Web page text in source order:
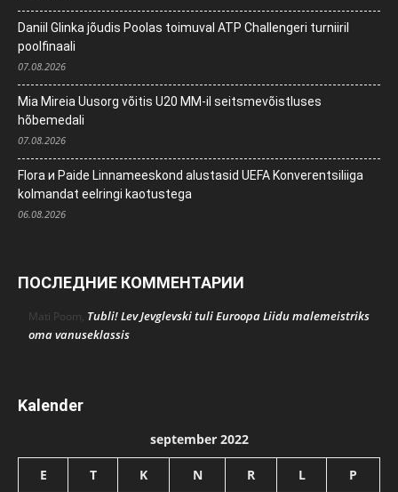
Daniil Glinka jõudis Poolas toimuval ATP Challengeri turniiril
poolfinaali
07.08.2026
Mia Mireia Uusorg võitis U20 MM-il seitsmevõistluses
hõbemedali
07.08.2026
Flora и Paide Linnameeskond alustasid UEFA Konverentsiliiga
kolmandat eelringi kaotustega
06.08.2026
ПОСЛЕДНИЕ КОММЕНТАРИИ
Mati Poom, Tubli! Lev Jevglevski tuli Euroopa Liidu malemeistriks
oma vanuseklassis
Kalender
september 2022
E T K N R L P